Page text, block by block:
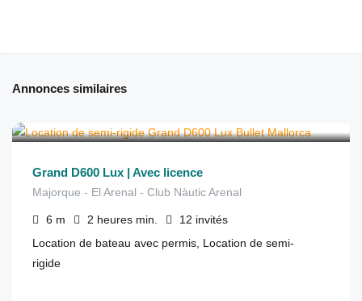
Annonces similaires
Grand D600 Lux | Avec licence
Majorque - El Arenal - Club Nàutic Arenal
6 m 2 heures min. 12 invités
Location de bateau avec permis, Location de semi-
rigide